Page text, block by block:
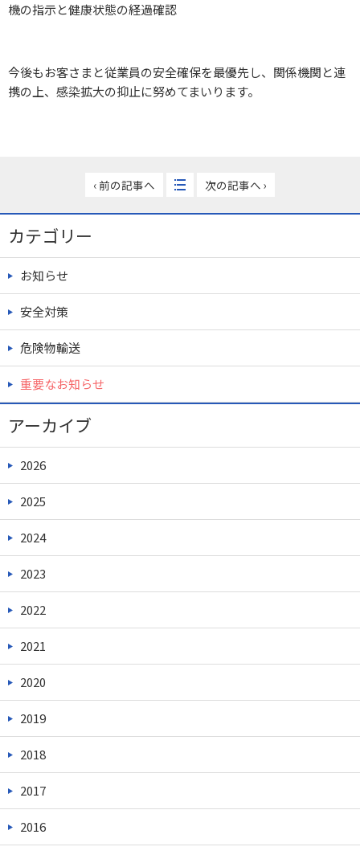
機の指示と健康状態の経過確認
今後もお客さまと従業員の安全確保を最優先し、関係機関と連
携の上、感染拡大の抑止に努めてまいります。
‹ 前の記事へ 次の記事へ ›
カテゴリー
お知らせ
安全対策
危険物輸送
重要なお知らせ
アーカイブ
2026
2025
2024
2023
2022
2021
2020
2019
2018
2017
2016